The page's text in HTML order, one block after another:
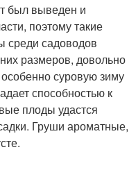
был выведен и
поэтому такие
среди садоводов
размеров, довольно
суровую зиму
способностью к
плоды удастся
Груши ароматные,